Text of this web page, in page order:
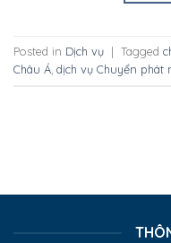
Posted in Dịch vụ | Tagged
Châu Á, dịch vụ Chuyển phát